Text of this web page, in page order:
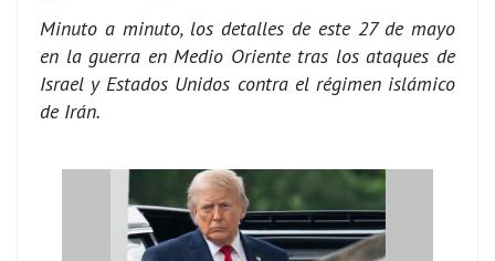
Minuto a minuto, los detalles de este 27 de mayo
en la guerra en Medio Oriente tras los ataques de
Israel y Estados Unidos contra el régimen islámico
de Irán.